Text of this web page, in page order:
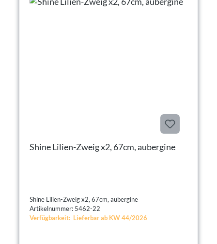
Shine Lilien-Zweig x2, 67cm, aubergine
Shine Lilien-Zweig x2, 67cm, aubergine
Artikelnummer: 5462-22
Verfügbarkeit: Lieferbar ab KW 44/2026